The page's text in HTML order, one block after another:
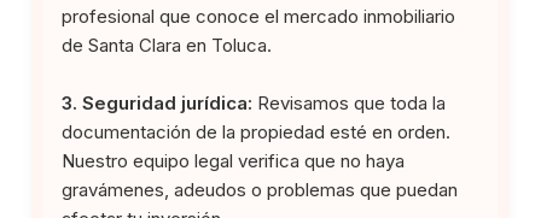
profesional que conoce el mercado inmobiliario
de Santa Clara en Toluca.
3. Seguridad jurídica: Revisamos que toda la
documentación de la propiedad esté en orden.
Nuestro equipo legal verifica que no haya
gravámenes, adeudos o problemas que puedan